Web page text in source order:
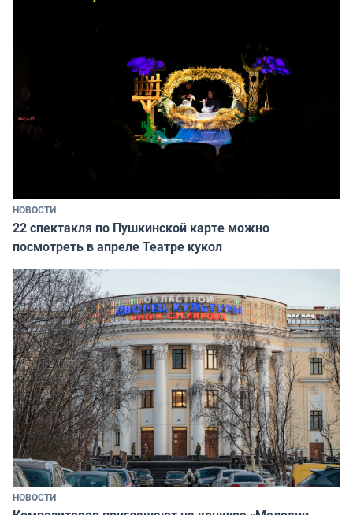
НОВОСТИ
22 спектакля по Пушкинской карте можно
посмотреть в апреле Театре кукол
НОВОСТИ